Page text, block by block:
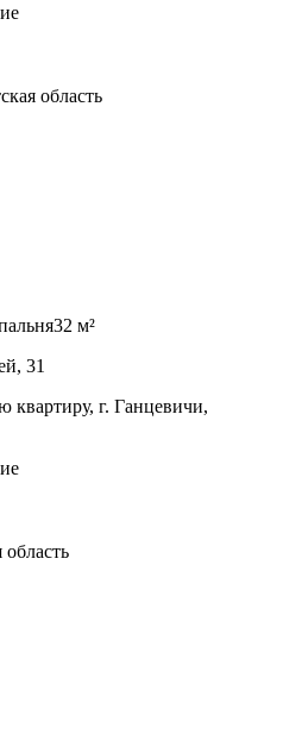
область
32 м²
31
квартиру, г. Ганцевичи,
область